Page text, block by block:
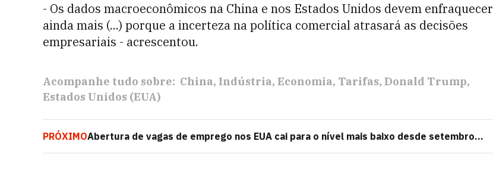
- Os dados macroeconômicos na China e nos Estados Unidos devem enfraquecer
ainda mais (...) porque a incerteza na política comercial atrasará as decisões
empresariais - acrescentou.
Acompanhe tudo sobre: China Indústria Economia Tarifas Donald Trump
Estados Unidos (EUA)
PRÓXIMOAbertura de vagas de emprego nos EUA cai para o nível mais baixo desde setembro
passado